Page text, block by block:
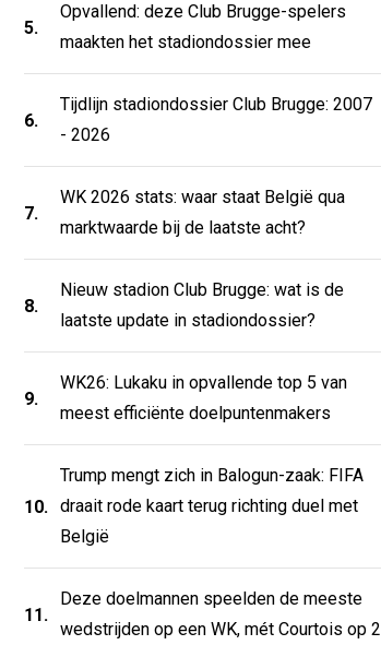
5.
Opvallend: deze Club Brugge-spelers
maakten het stadiondossier mee
6.
Tijdlijn stadiondossier Club Brugge: 2007
- 2026
7.
WK 2026 stats: waar staat België qua
marktwaarde bij de laatste acht?
8.
Nieuw stadion Club Brugge: wat is de
laatste update in stadiondossier?
9.
WK26: Lukaku in opvallende top 5 van
meest efficiënte doelpuntenmakers
10.
Trump mengt zich in Balogun-zaak: FIFA
draait rode kaart terug richting duel met
België
11.
Deze doelmannen speelden de meeste
wedstrijden op een WK, mét Courtois op 2